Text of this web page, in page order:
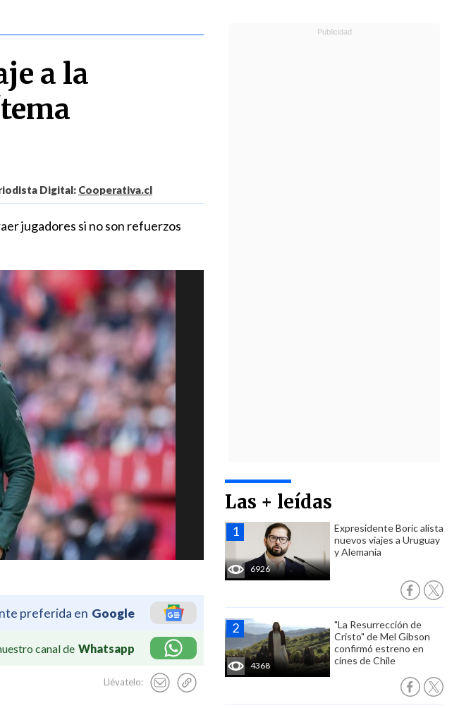
a la
Digital: Cooperativa.cl
jugadores si no son refuerzos
preferida en Google
canal de Whatsapp
Llévatelo:
Las + leídas
6926
Expresidente Boric alista
nuevos viajes a Uruguay
y Alemania
4368
"La Resurrección de
Cristo" de Mel Gibson
confirmó estreno en
cines de Chile